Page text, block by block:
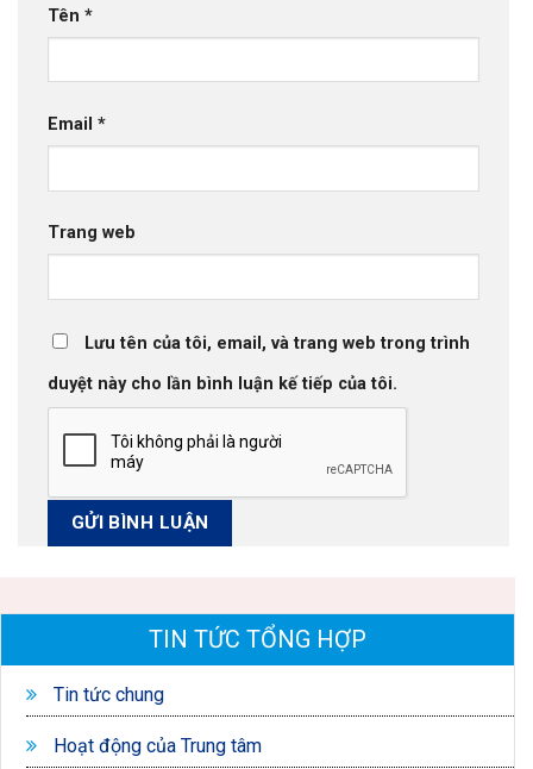
Tên *
Email *
Trang web
Lưu tên của tôi, email, và trang web trong trình
duyệt này cho lần bình luận kế tiếp của tôi.
TIN TỨC TỔNG HỢP
Tin tức chung
Hoạt động của Trung tâm